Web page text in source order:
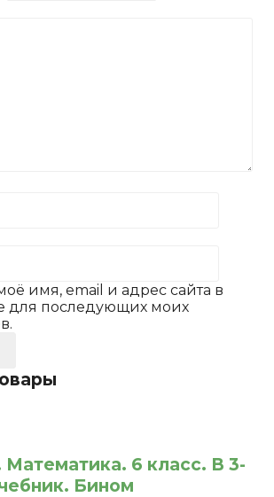
имя, email и адрес сайта в
для последующих моих
6 класс. В 3-
Бином